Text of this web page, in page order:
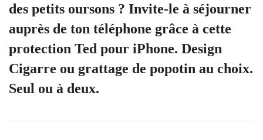
des petits oursons ? Invite-le à séjourner
auprès de ton téléphone grâce à cette
protection Ted pour iPhone. Design
Cigarre ou grattage de popotin au choix.
Seul ou à deux.